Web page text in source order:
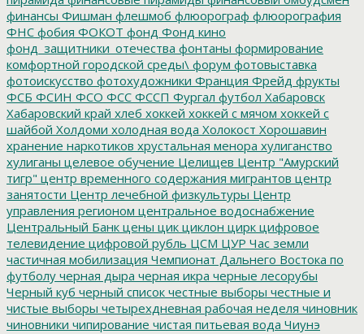
финансы Фишман флешмоб флюорограф флюорография
ФНС фобия ФОКОТ фонд Фонд кино
фонд_защитники_отечества фонтаны формирование
комфортной городской среды\ форум фотовыставка
фотоискусство фотохудожники Франция Фрейд фрукты
ФСБ ФСИН ФСО ФСС ФССП Фургал футбол Хабаровск
Хабаровский край хлеб хоккей хоккей с мячом хоккей с
шайбой Холдоми холодная вода Холокост Хорошавин
хранение наркотиков хрустальная менора хулиганство
хулиганы целевое обучение Целищев Центр "Амурский
тигр" центр временного содержания мигрантов центр
занятости Центр лечебной физкультуры Центр
управления регионом центральное водоснабжение
Центральный Банк цены цик циклон цирк цифровое
телевидение цифровой рубль ЦСМ ЦУР Час земли
частичная мобилизация Чемпионат Дальнего Востока по
футболу черная дыра черная икра черные лесорубы
Черный куб черный список честные выборы честные и
чистые выборы четырехдневная рабочая неделя чиновник
чиновники чипирование чистая питьевая вода Чиунэ